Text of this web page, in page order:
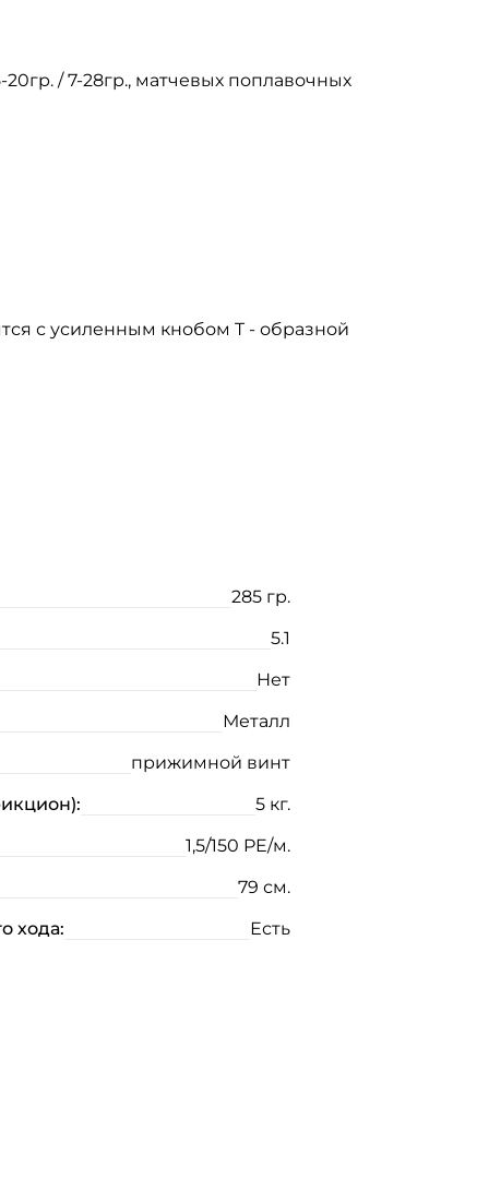
/ 7-28гр., матчевых поплавочных
с усиленным кнобом T - образной
285 гр.
5.1
Нет
Металл
прижимной винт
5 кг.
1,5/150 PE/м.
79 см.
хода:
Есть